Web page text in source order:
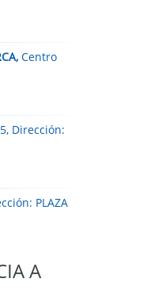
Centro
Dirección:
PLAZA
A